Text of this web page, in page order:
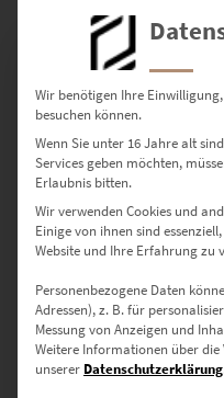
Einzelnes Ergebnis wird
Wir benötigen Ihre
besuchen können.
Wenn Sie unter 16 Jahre alt
Services geben möchten,
Erlaubnis bitten.
Wir verwenden Cookies und
Einige von ihnen sind
Website und Ihre Erfahrung zu
Personenbezogene Daten
Adressen), z. B. für
Messung von Anzeigen und
Weitere Informationen über
unserer Datenschutzerklärung